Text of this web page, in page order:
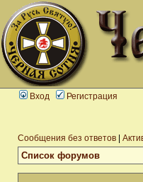
Вход Регистрация
Сообщения без ответов
Список форумов